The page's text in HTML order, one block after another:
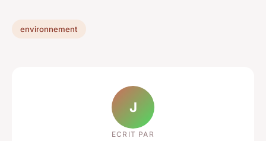
environnement
J
ECRIT PAR